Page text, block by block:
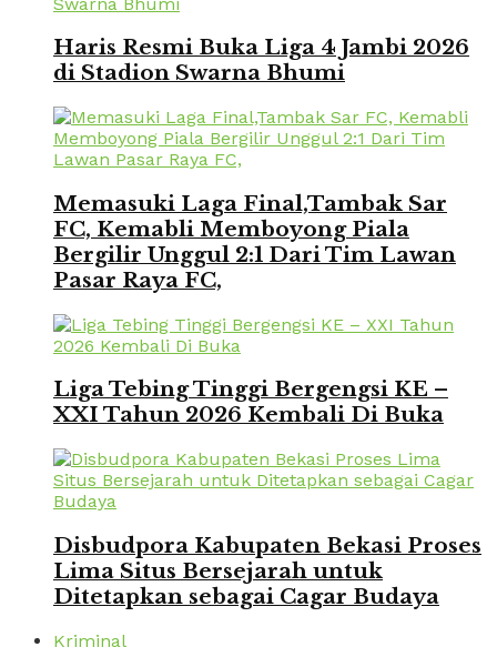
Haris Resmi Buka Liga 4 Jambi 2026
di Stadion Swarna Bhumi
Memasuki Laga Final,Tambak Sar
FC, Kemabli Memboyong Piala
Bergilir Unggul 2:1 Dari Tim Lawan
Pasar Raya FC,
Liga Tebing Tinggi Bergengsi KE –
XXI Tahun 2026 Kembali Di Buka
Disbudpora Kabupaten Bekasi Proses
Lima Situs Bersejarah untuk
Ditetapkan sebagai Cagar Budaya
Kriminal